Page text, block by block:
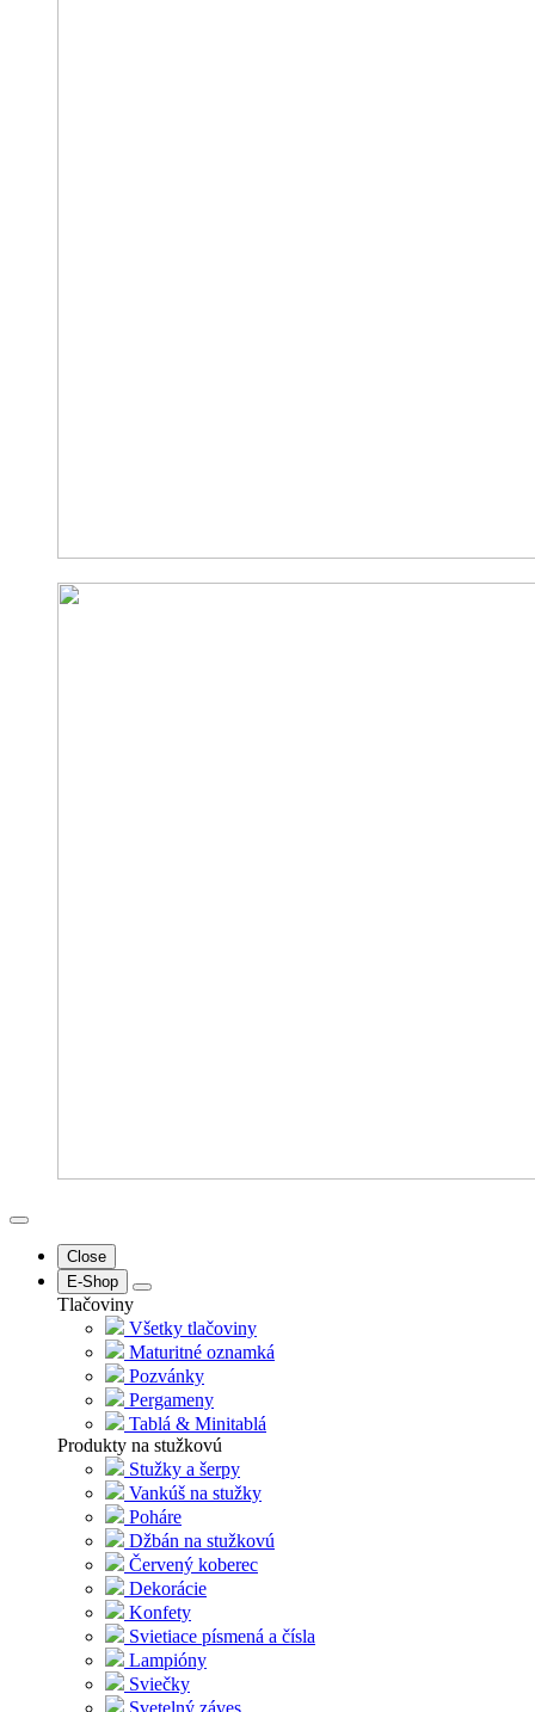
Close
E-Shop
Tlačoviny
Všetky tlačoviny
Maturitné oznamká
Pozvánky
Pergameny
Tablá & Minitablá
Produkty na stužkovú
Stužky a šerpy
Vankúš na stužky
Poháre
Džbán na stužkovú
Červený koberec
Dekorácie
Konfety
Svietiace písmená a čísla
Lampióny
Sviečky
Svetelný záves